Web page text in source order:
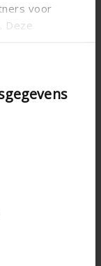
voor
Deze
verstrekt of
uw gebruik